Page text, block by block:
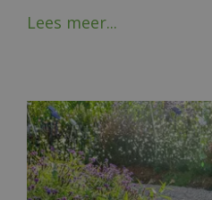
Lees meer...